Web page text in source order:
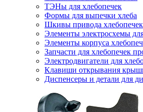
ТЭНы для хлебопечек
Формы для выпечки хлеба
Шкивы привода хлебопечек
Элементы электросхемы
Элементы корпуса
Запчасти для хлебопечек
Электродвигатели для
Клавиши открывания
Диспенсеры и детали для